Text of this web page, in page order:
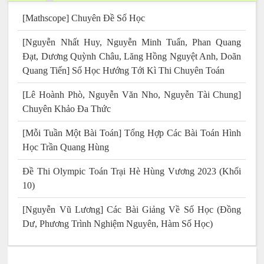
[Mathscope] Chuyên Đề Số Học
[Nguyễn Nhất Huy, Nguyễn Minh Tuấn, Phan Quang
Đạt, Dương Quỳnh Châu, Lăng Hồng Nguyệt Anh, Doãn
Quang Tiến] Số Học Hướng Tới Kì Thi Chuyên Toán
[Lê Hoành Phò, Nguyễn Văn Nho, Nguyễn Tài Chung]
Chuyên Khảo Đa Thức
[Mỗi Tuần Một Bài Toán] Tổng Hợp Các Bài Toán Hình
Học Trần Quang Hùng
Đề Thi Olympic Toán Trại Hè Hùng Vương 2023 (Khối
10)
[Nguyễn Vũ Lương] Các Bài Giảng Về Số Học (Đồng
Dư, Phương Trình Nghiệm Nguyên, Hàm Số Học)